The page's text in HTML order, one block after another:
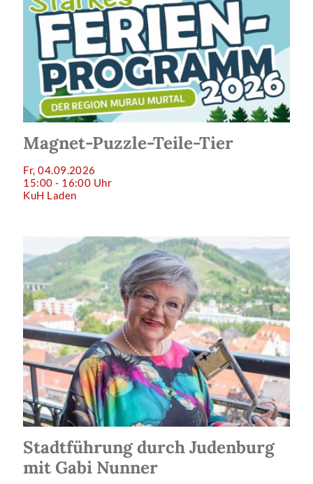
Magnet-Puzzle-Teile-Tier
Fr, 04.09.2026
15:00 - 16:00 Uhr
KuH Laden
Stadtführung durch Judenburg
mit Gabi Nunner